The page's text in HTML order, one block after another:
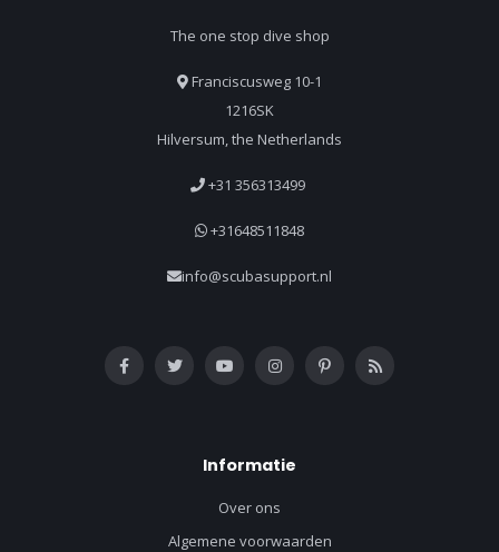
The one stop dive shop
Franciscusweg 10-1
1216SK
Hilversum, the Netherlands
+31 356313499
+31648511848
info@scubasupport.nl
Informatie
Over ons
Algemene voorwaarden